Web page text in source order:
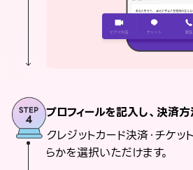
プロフィールを記入し、決済
クレジットカード決済・チケッ
らかを選択いただけます。